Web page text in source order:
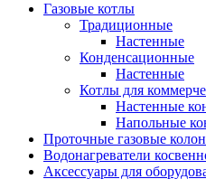
Газовые котлы
Традиционные
Настенные
Конденсационные
Настенные
Котлы для
Настенные
Напольные
Проточные газовые
Водонагреватели
Аксессуары для